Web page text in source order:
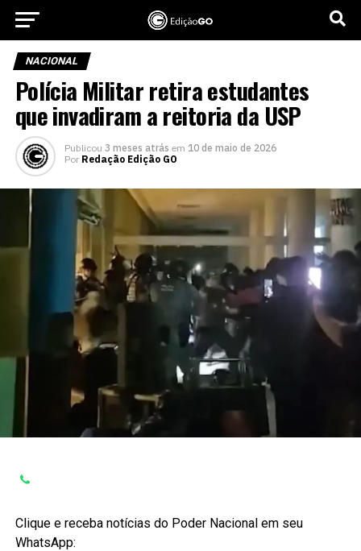
NACIONAL
Polícia Militar retira estudantes
que invadiram a reitoria da USP
Publicou 3 meses atrás em 10 de maio de 2026
Por Redação Edição GO
Clique e receba notícias do Poder Nacional em seu
WhatsApp: